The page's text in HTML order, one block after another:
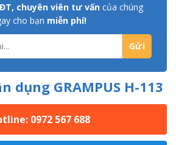
chuyên viên tư vấn của chúng
cho bạn miễn phí!
dụng GRAMPUS H-113
0972 567 688